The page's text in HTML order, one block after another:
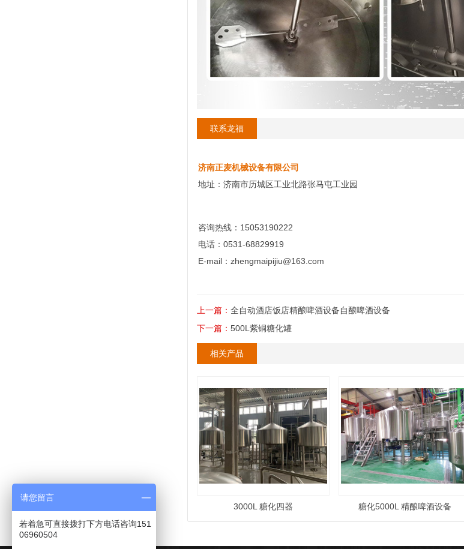
联系龙福
济南正麦机械设备有限公司
地址：济南市历城区工业北路张马屯工业园
咨询热线：15053190222
电话：0531-68829919
E-mail：zhengmaipijiu@163.com
上一篇： 全自动酒店饭店精酿啤酒设备自酿啤酒设备
下一篇： 500L紫铜糖化罐
相关产品
3000L 糖化四器 糖化5000L 精酿啤酒设备
请您留言
若着急可直接拨打下方电话咨询151
06960504